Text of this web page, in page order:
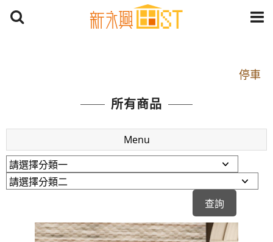
停車
捷運： 中和線【頂溪站 2 號出口】往中山路1段139
原Line已滿 無法加Line好友 請親愛的客戶加入
LINE官方帳號@a0975005573
開車：中山路1段 到永平路路口(樂華夜市口)門口可
停車
捷運： 中和線【頂溪站 2 號出口】往中山路1段139
號約10分鐘
所有商品
Menu